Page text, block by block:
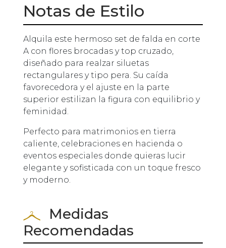
Notas de Estilo
Alquila este hermoso set de falda en corte
A con flores brocadas y top cruzado,
diseñado para realzar siluetas
rectangulares y tipo pera. Su caída
favorecedora y el ajuste en la parte
superior estilizan la figura con equilibrio y
feminidad.
Perfecto para matrimonios en tierra
caliente, celebraciones en hacienda o
eventos especiales donde quieras lucir
elegante y sofisticada con un toque fresco
y moderno.
Medidas
Recomendadas